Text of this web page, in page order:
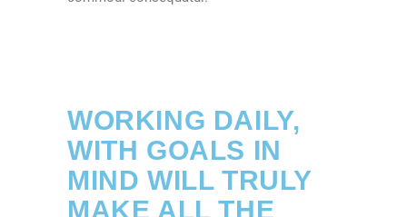
WORKING DAILY,
WITH GOALS IN
MIND WILL TRULY
MAKE ALL THE